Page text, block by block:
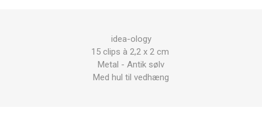
idea-ology
15 clips à 2,2 x 2 cm
Metal - Antik sølv
Med hul til vedhæng